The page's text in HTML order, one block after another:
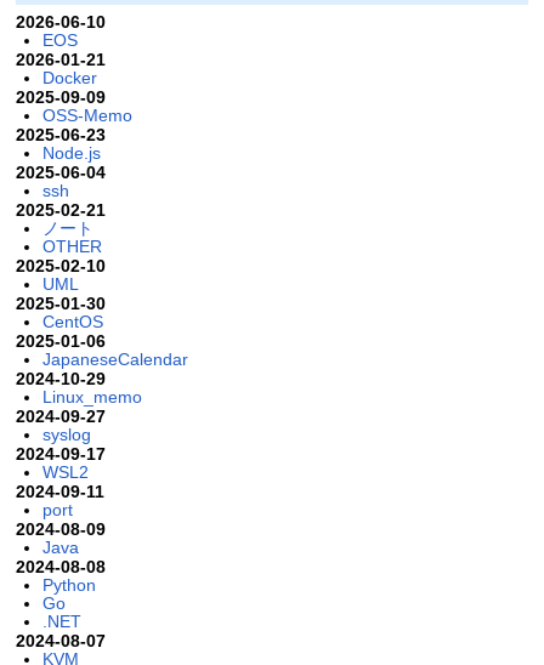
2026-06-10
EOS
2026-01-21
Docker
2025-09-09
OSS-Memo
2025-06-23
Node.js
2025-06-04
ssh
2025-02-21
ノート
OTHER
2025-02-10
UML
2025-01-30
CentOS
2025-01-06
JapaneseCalendar
2024-10-29
Linux_memo
2024-09-27
syslog
2024-09-17
WSL2
2024-09-11
port
2024-08-09
Java
2024-08-08
Python
Go
.NET
2024-08-07
KVM